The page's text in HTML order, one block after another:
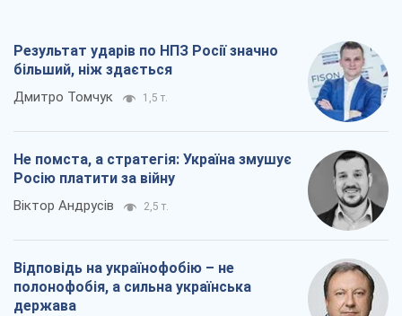
Результат ударів по НПЗ Росії значно
більший, ніж здається
Дмитро Томчук 1,5 т.
Не помста, а стратегія: Україна змушує
Росію платити за війну
Віктор Андрусів 2,5 т.
Відповідь на українофобію – не
полонофобія, а сильна українська
держава